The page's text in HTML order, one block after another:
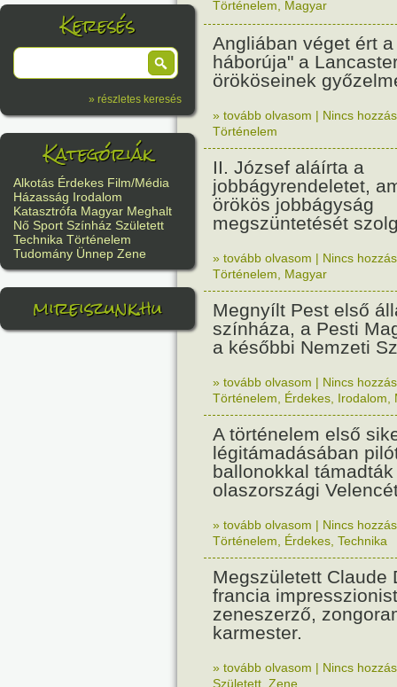
Keresés
» részletes keresés
Kategóriák
Alkotás Érdekes Film/Média
Házasság Irodalom
Katasztrófa Magyar Meghalt
Nő Sport Színház Született
Technika Történelem
Tudomány Ünnep Zene
mireiszunk.hu
Történelem
Magyar
Angliában véget ért
háborúja" a
örököseinek
» tovább olvasom | Nincs
Történelem
II. József aláírta a
jobbágyrendeletet,
örökös jobbágyság
megszüntetését
» tovább olvasom | Nincs
Történelem
Magyar
Megnyílt Pest első
színháza, a Pesti
a későbbi Nemzeti
» tovább olvasom | Nincs
Történelem
Érdekes Irodalom
A történelem első
légitámadásában
ballonokkal
olaszországi
» tovább olvasom | Nincs
Történelem
Érdekes Technika
Megszületett Claude
francia
zeneszerző,
karmester.
» tovább olvasom | Nincs
Született Zene